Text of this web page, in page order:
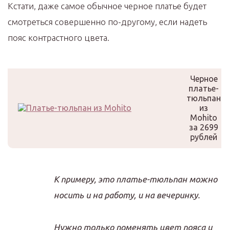
Кстати, даже самое обычное черное платье будет
смотреться совершенно по-другому, если надеть
пояс контрастного цвета.
Черное
платье-
тюльпан
из
Mohito
за 2699
рублей
К примеру, это платье-тюльпан можно
носить и на работу, и на вечеринку.
Нужно только поменять цвет пояса и